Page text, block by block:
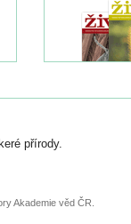
přírody.
Akademie věd ČR.